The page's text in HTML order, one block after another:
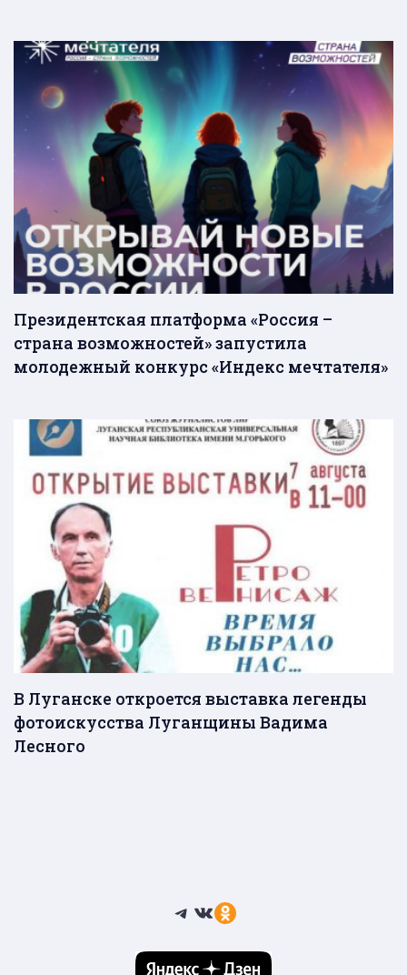
Президентская платформа «Россия –
страна возможностей» запустила
молодежный конкурс «Индекс мечтателя»
В Луганске откроется выставка легенды
фотоискусства Луганщины Вадима
Лесного
Telegram
ВКонтакте
Ссылка